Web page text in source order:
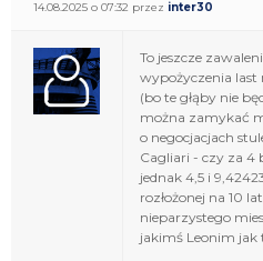
14.08.2025 o 07:32 przez inter30
To jeszcze
wypożyczenia last
(bo te głąby nie
można zamykać
o negocjacjach
Cagliari - czy za 4
jednak 4,5 i
rozłożonej na 10
nieparzystego
jakimś Leonim jak